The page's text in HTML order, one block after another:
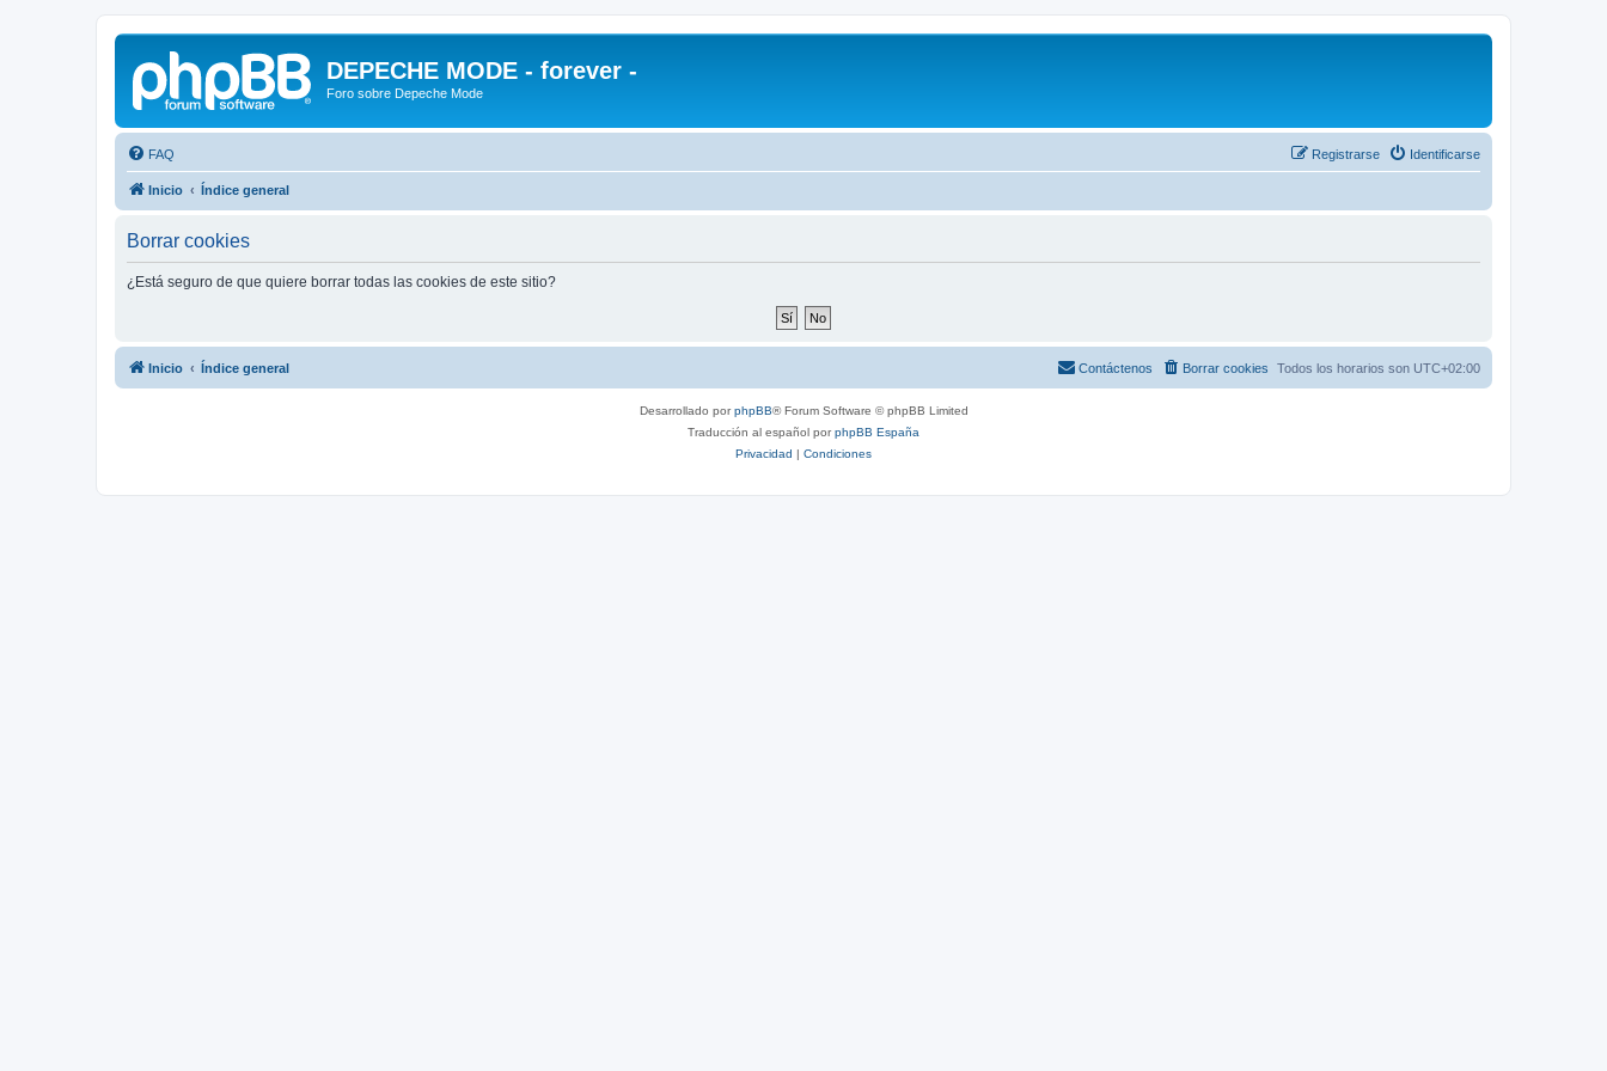
DEPECHE MODE - forever -
Foro sobre Depeche Mode
FAQ Identificarse
Registrarse
Inicio Índice general
Borrar cookies
¿Está seguro de que quiere borrar todas las cookies de este sitio?
Inicio Índice general Todos los horarios son UTC+02:00
Borrar cookies
Contáctenos
Desarrollado porphpBB® Forum Software © phpBB Limited
Traducción al español porphpBB España
Privacidad | Condiciones